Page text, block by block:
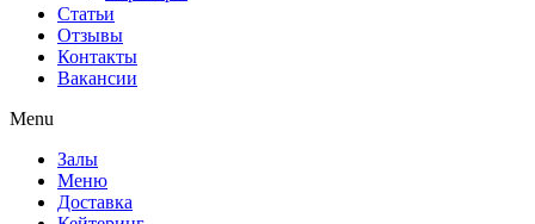
Статьи
Отзывы
Контакты
Вакансии
Menu
Залы
Меню
Доставка